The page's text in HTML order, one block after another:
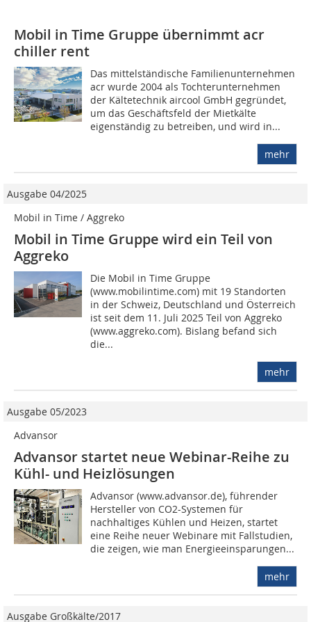
Mobil in Time Gruppe übernimmt acr
chiller rent
Das mittelständische Familienunternehmen
acr wurde 2004 als Tochterunternehmen
der Kältetechnik aircool GmbH gegründet,
um das Geschäftsfeld der Mietkälte
eigenständig zu betreiben, und wird in...
mehr
Ausgabe 04/2025
Mobil in Time / Aggreko
Mobil in Time Gruppe wird ein Teil von
Aggreko
Die Mobil in Time Gruppe
(www.mobilintime.com) mit 19 Standorten
in der Schweiz, Deutschland und Österreich
ist seit dem 11. Juli 2025 Teil von Aggreko
(www.aggreko.com). Bislang befand sich
die...
mehr
Ausgabe 05/2023
Advansor
Advansor startet neue Webinar-Reihe zu
Kühl- und Heizlösungen
Advansor (www.advansor.de), führender
Hersteller von CO2-Systemen für
nachhaltiges Kühlen und Heizen, startet
eine Reihe neuer Webinare mit Fallstudien,
die zeigen, wie man Energieeinsparungen...
mehr
Ausgabe Großkälte/2017